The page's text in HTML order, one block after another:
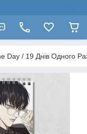
Day / 19 Днів Одного